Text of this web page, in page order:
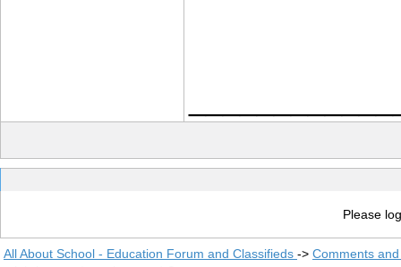
Please
All About School - Education Forum and Classifieds -> Comments